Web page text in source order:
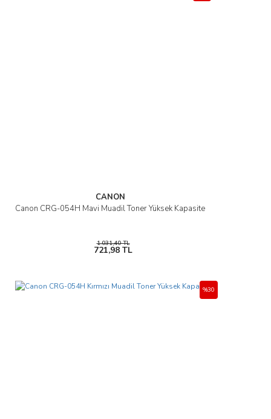
CANON
Canon CRG-054H Mavi Muadil Toner Yüksek Kapasite
1.031,40 TL
721,98 TL
%30